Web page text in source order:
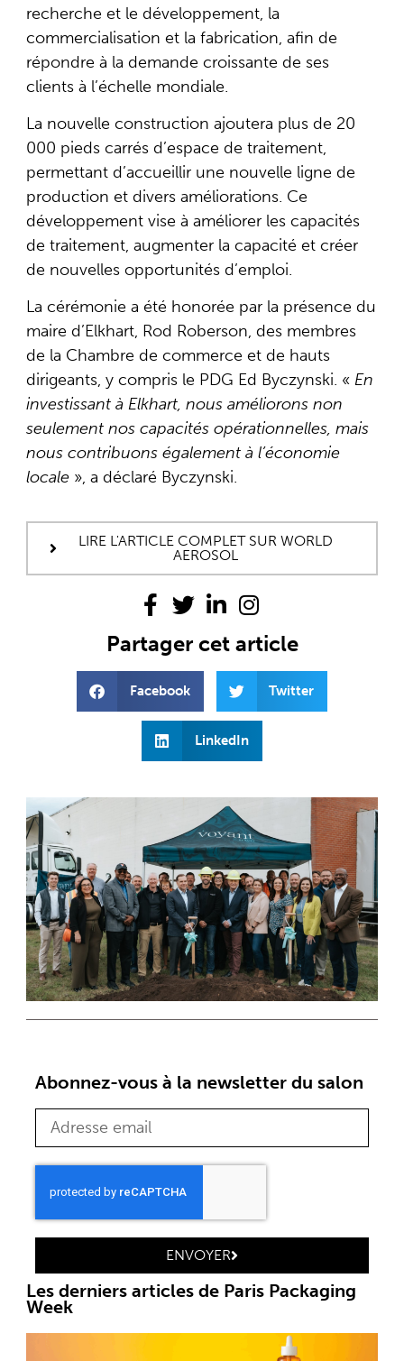
recherche et le développement, la
commercialisation et la fabrication, afin de
répondre à la demande croissante de ses
clients à l’échelle mondiale.
La nouvelle construction ajoutera plus de 20
000 pieds carrés d’espace de traitement,
permettant d’accueillir une nouvelle ligne de
production et divers améliorations. Ce
développement vise à améliorer les capacités
de traitement, augmenter la capacité et créer
de nouvelles opportunités d’emploi.
La cérémonie a été honorée par la présence du
maire d’Elkhart, Rod Roberson, des membres
de la Chambre de commerce et de hauts
dirigeants, y compris le PDG Ed Byczynski. «En
investissant à Elkhart, nous améliorons non
seulement nos capacités opérationnelles, mais
nous contribuons également à l’économie
locale», a déclaré Byczynski.
LIRE L'ARTICLE COMPLET SUR WORLD
AEROSOL
Partager cet article
Facebook Twitter
LinkedIn
Abonnez-vous à la newsletter du salon
ENVOYER
Les derniers articles de Paris Packaging
Week